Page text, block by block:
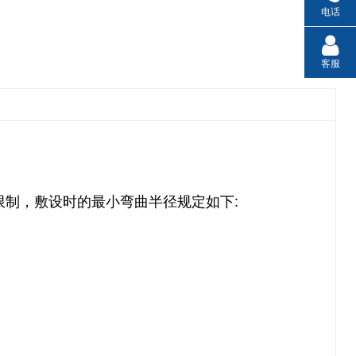
，敷设时的最小弯曲半径规定如下:
电话
客服